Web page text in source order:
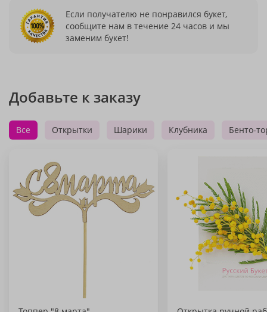
Если получателю не понравился букет,
сообщите нам в течение 24 часов и мы
заменим букет!
Добавьте к заказу
Все Открытки Шарики Клубника Бенто-